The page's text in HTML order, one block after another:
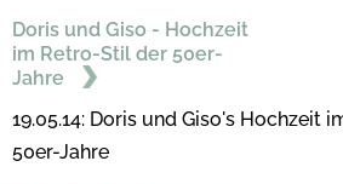
Doris und Giso - Hochzeit
im Retro-Stil der 50er-
Jahre
19.05.14: Doris und Giso's Hochzeit
50er-Jahre